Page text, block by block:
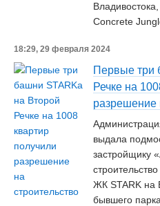
Concrete
18:29, 29 февраля 2024
Первые три
Речке на
разрешение
выдала
застройщику
ЖК STARK на
бывшего